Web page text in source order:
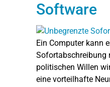
Software
Ein Computer kann
Sofortabschreibung
politischen Willen
eine vorteilhafte